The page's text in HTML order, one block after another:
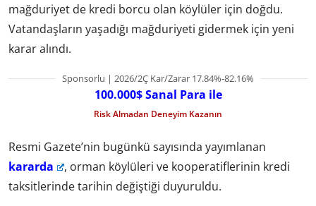
mağduriyet de kredi borcu olan köylüler için doğdu.
Vatandaşların yaşadığı mağduriyeti gidermek için yeni
karar alındı.
Sponsorlu | 2026/2Ç Kar/Zarar 17.84%-82.16%
100.000$ Sanal Para ile
Risk Almadan Deneyim Kazanın
Resmi Gazete’nin bugünkü sayısında yayımlanan
kararda
, orman köylüleri ve kooperatiflerinin kredi
taksitlerinde tarihin değiştiği duyuruldu.